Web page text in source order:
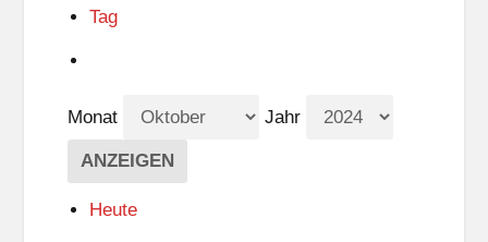
Tag
Monat Jahr
Heute